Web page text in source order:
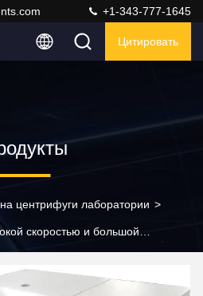
+1-343-777-1645
Цитировать
центрифуги лаборатории >
скоростью и большой